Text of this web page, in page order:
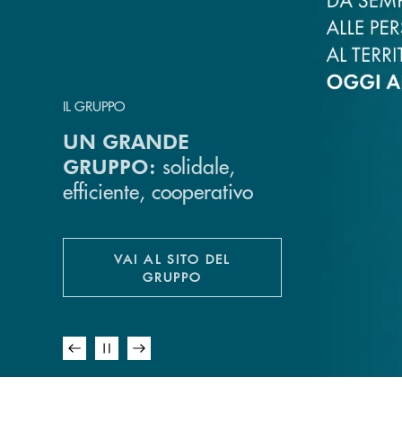
Scopri i prodotti e i
per te e la tua
.
IL GRUPPO
UN GRANDE
GRUPPO: solidale,
efficiente, cooperativo
VAI AL SITO DEL
GRUPPOAPRE UNA NUOVA FINESTRA